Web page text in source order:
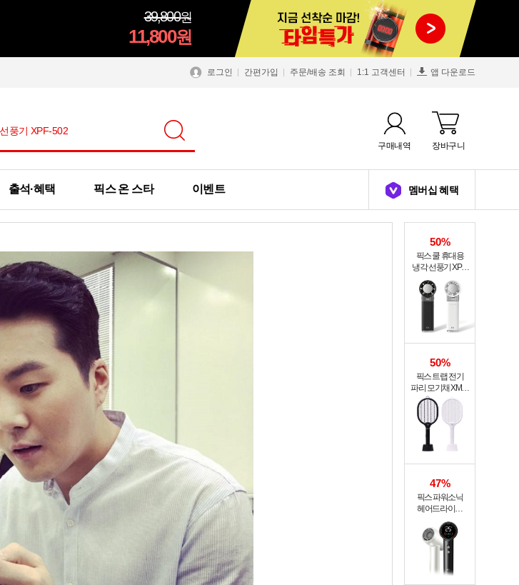
39,800원
11,800원
로그인 간편가입 주문/배송 조회 1:1 고객센터 앱 다운로드
구매내역 장바구니
출석·혜택 픽스 온 스타 이벤트 멤버십 혜택
50%
픽스 쿨 휴대용
냉각 선풍기 XPF-
50%
픽스 트랩 전기
파리 모기채 XMR-
301
47%
픽스 파워소닉
헤어드라이기
XHS-702